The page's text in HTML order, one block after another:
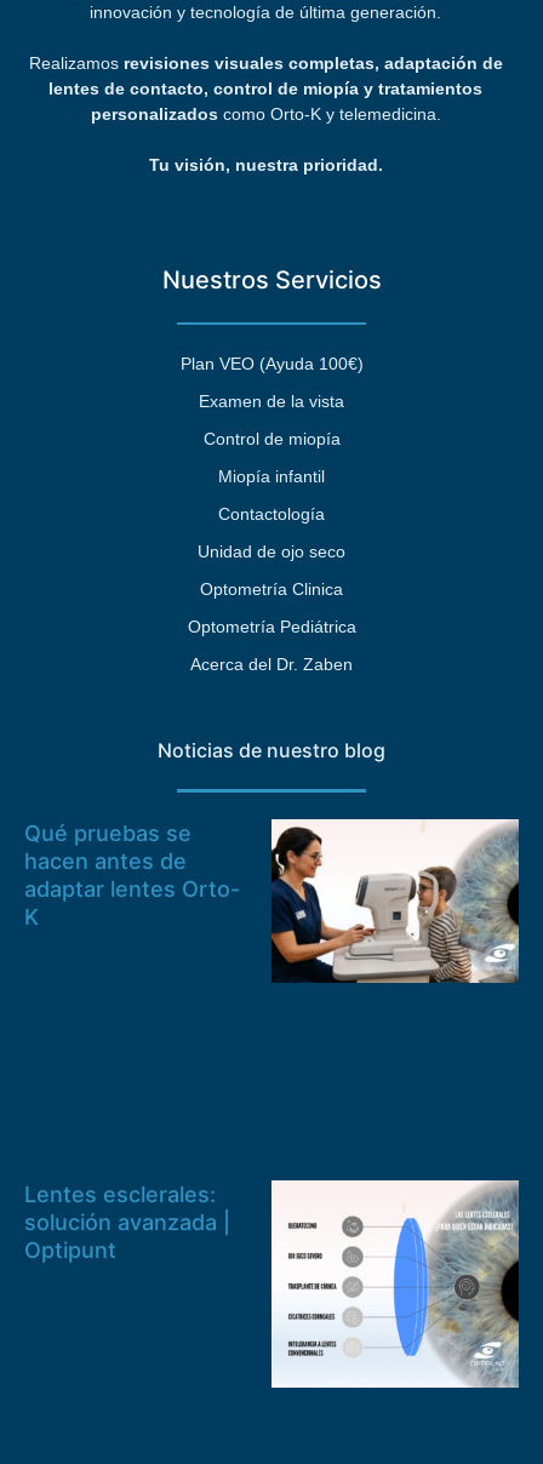
innovación y tecnología de última generación.
Realizamos revisiones visuales completas, adaptación de
lentes de contacto, control de miopía y tratamientos
personalizadoscomo Orto-K y telemedicina.
Tu visión, nuestra prioridad.
Nuestros Servicios
Plan VEO (Ayuda 100€)
Examen de la vista
Control de miopía
Miopía infantil
Contactología
Unidad de ojo seco
Optometría Clinica
Optometría Pediátrica
Acerca del Dr. Zaben
Noticias de nuestro blog
Qué pruebas se
hacen antes de
adaptar lentes Orto-
K
Lentes esclerales:
solución avanzada |
Optipunt